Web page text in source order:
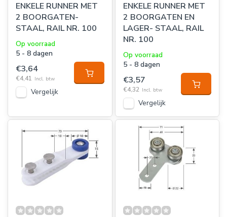
ENKELE RUNNER MET
2 BOORGATEN-
STAAL, RAIL NR. 100
Op voorraad
5 - 8 dagen
€3,64
€4,41 Incl. btw
Vergelijk
ENKELE RUNNER MET
2 BOORGATEN EN
LAGER- STAAL, RAIL
NR. 100
Op voorraad
5 - 8 dagen
€3,57
€4,32 Incl. btw
Vergelijk